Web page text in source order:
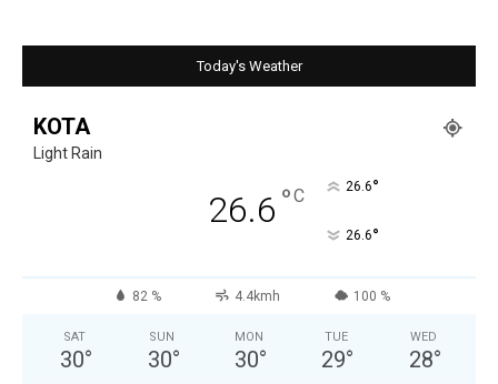
Today's Weather
KOTA
Light Rain
26.6 °C 26.6°
26.6°
82 % 4.4kmh 100 %
SAT
30°
SUN
30°
MON
30°
TUE
29°
WED
28°